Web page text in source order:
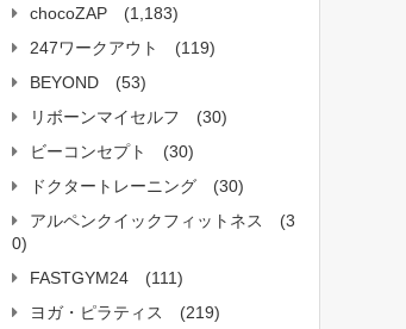
chocoZAP
(1,183)
247ワークアウト
(119)
BEYOND
(53)
リボーンマイセルフ
(30)
ビーコンセプト
(30)
ドクタートレーニング
(30)
アルペンクイックフィットネス
(3
0)
FASTGYM24
(111)
ヨガ・ピラティス
(219)